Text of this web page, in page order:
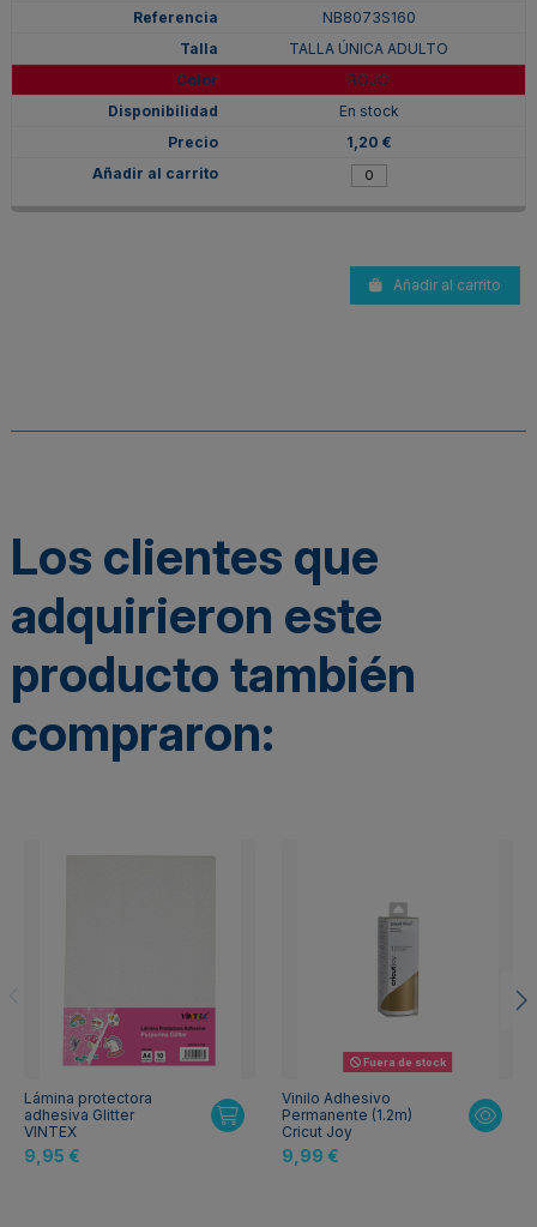
NB8073S160
TALLA ÚNICA ADULTO
ROJO
En stock
1,20 €
Añadir al carrito
Los clientes que
adquirieron este
producto también
compraron:
Lámina protectora
adhesiva Glitter
VINTEX
9,95 €
Fuera de stock
Vinilo Adhesivo
Permanente (1.2m)
Cricut Joy
9,99 €